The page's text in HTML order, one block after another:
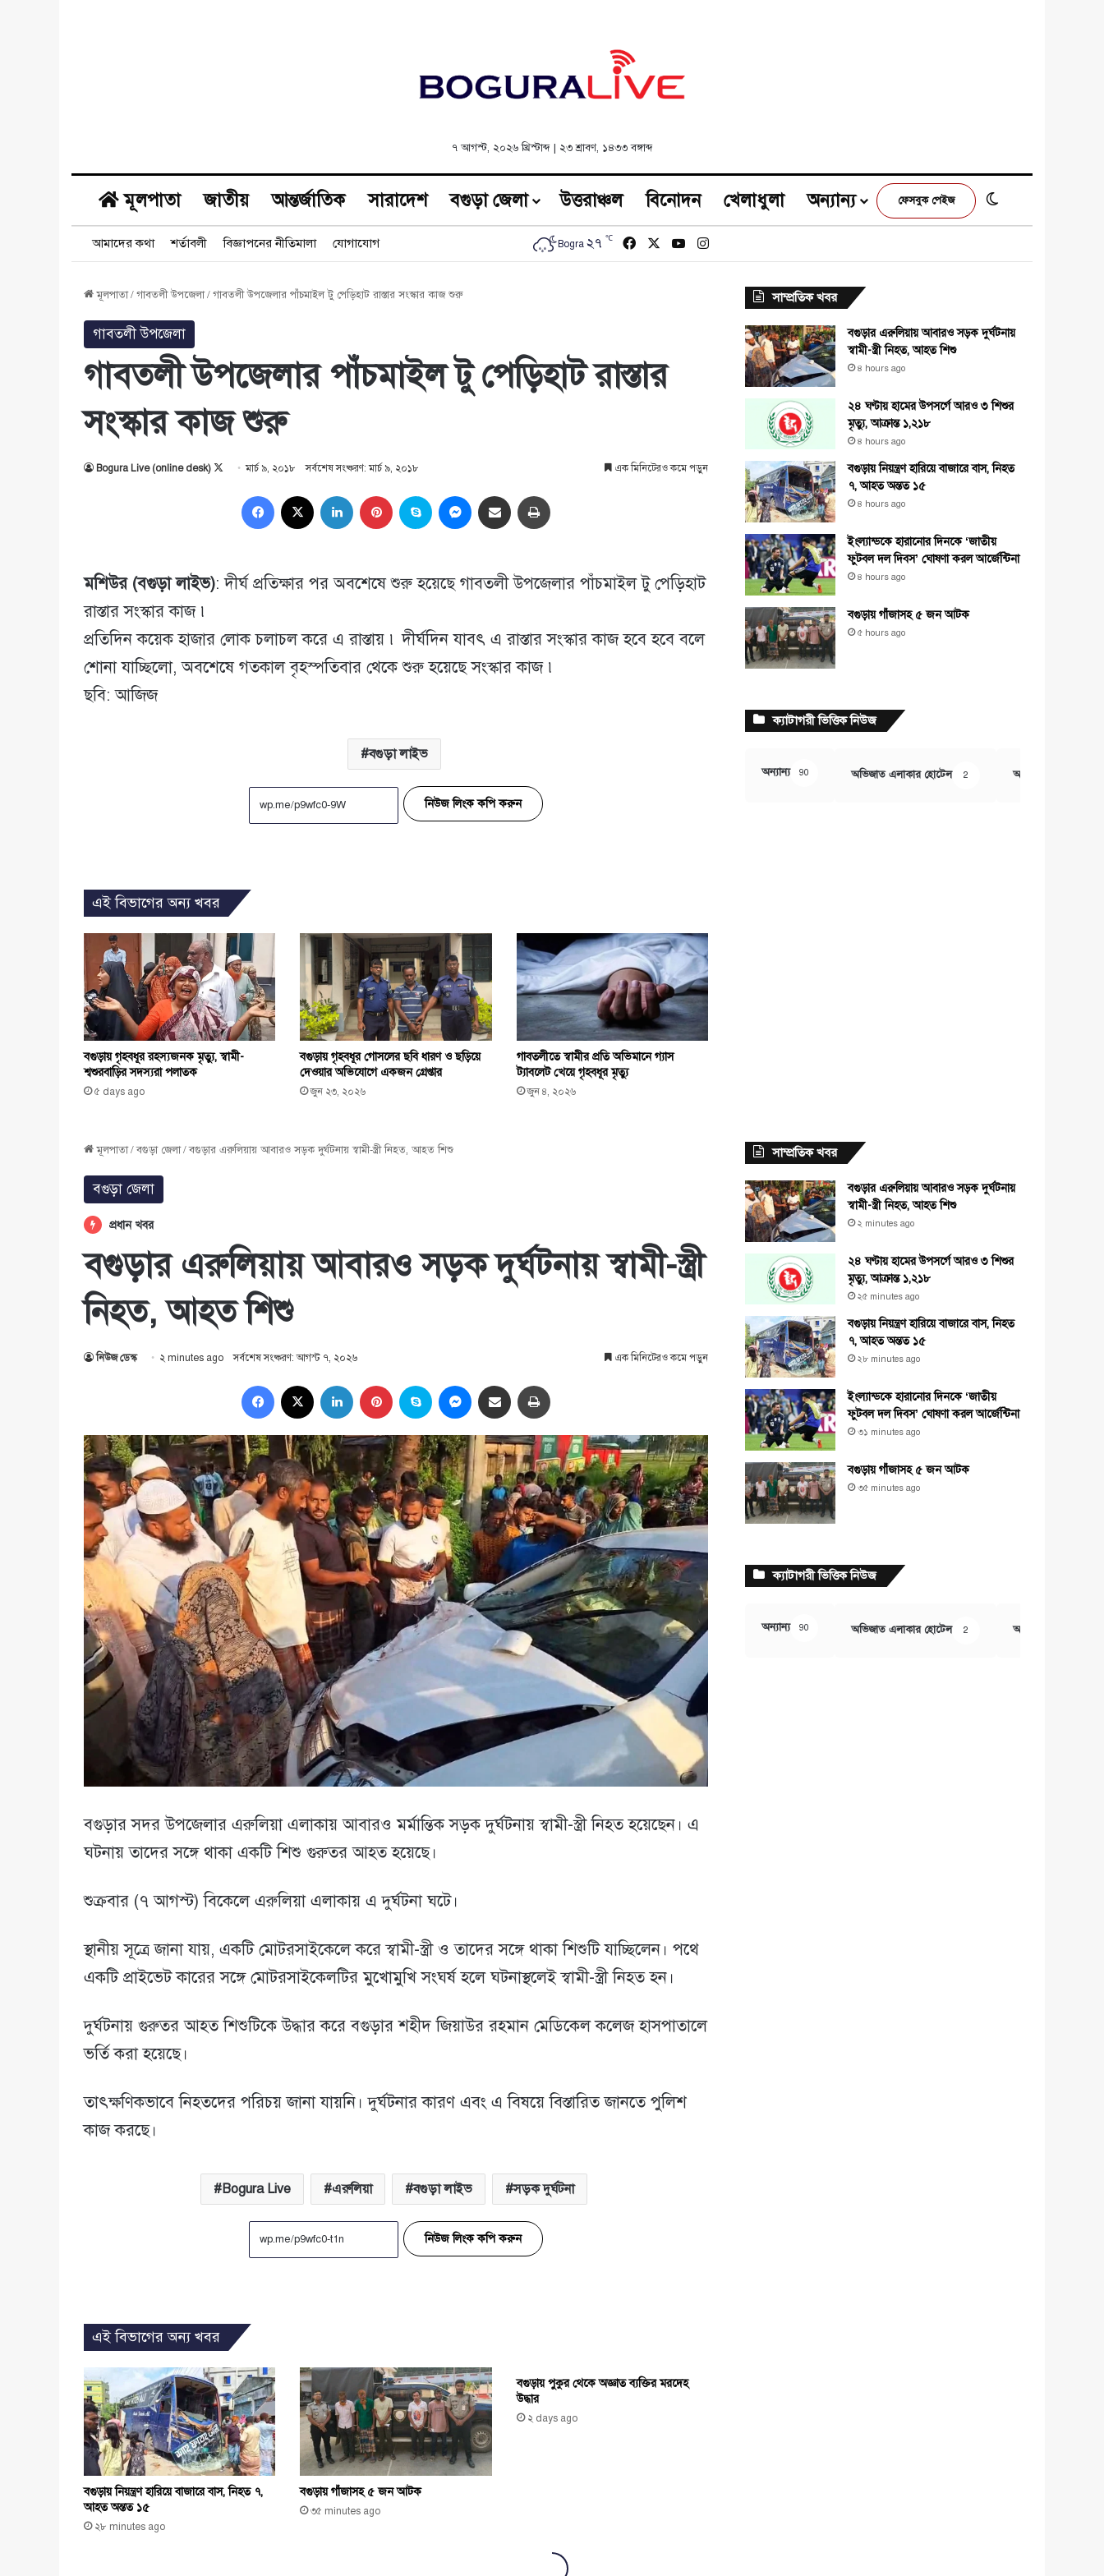
৭ আগস্ট, ২০২৬ খ্রিস্টাব্দ| ২৩ শ্রাবণ, ১৪৩৩ বঙ্গাব্দ
মূলপাতা জাতীয় আন্তর্জাতিক সারাদেশ বগুড়া জেলা উত্তরাঞ্চল বিনোদন খেলাধুলা অন্যান্য ফেসবুক পেইজ
আমাদের কথা শর্তাবলী বিজ্ঞাপনের নীতিমালা যোগাযোগ Bogra ২৭ ℃ FacebookYouTubeInstagram
মূলপাতা/গাবতলী উপজেলা/গাবতলী উপজেলার পাঁচমাইল টু পেড়িহাট রাস্তার সংস্কার কাজ শুরু
গাবতলী উপজেলা
গাবতলী উপজেলার পাঁচমাইল টু পেড়িহাট রাস্তার
সংস্কার কাজ শুরু
Bogura Live (online desk)
Followমার্চ ৯, ২০১৮ সর্বশেষ সংষ্করণ: মার্চ ৯, ২০১৮ এক মিনিটেরও কমে পড়ুন
Facebook LinkedIn Pinterest Skype MessengerShare via Email
মশিউর (বগুড়া লাইভ): দীর্ঘ প্রতিক্ষার পর অবশেষে শুরু হয়েছে গাবতলী উপজেলার পাঁচমাইল টু পেড়িহাট
রাস্তার সংস্কার কাজ ৷
প্রতিদিন কয়েক হাজার লোক চলাচল করে এ রাস্তায় ৷ দীর্ঘদিন যাবৎ এ রাস্তার সংস্কার কাজ হবে হবে বলে
শোনা যাচ্ছিলো, অবশেষে গতকাল বৃহস্পতিবার থেকে শুরু হয়েছে সংস্কার কাজ ৷
ছবি: আজিজ
বগুড়া লাইভ
নিউজ লিংক কপি করুন
এই বিভাগের অন্য খবর
বগুড়ায় গৃহবধূর রহস্যজনক মৃত্যু, স্বামী-
শ্বশুরবাড়ির সদস্যরা পলাতক
৫ days ago
বগুড়ায় গৃহবধূর গোসলের ছবি ধারণ ও ছড়িয়ে
দেওয়ার অভিযোগে একজন গ্রেপ্তার
জুন ২৩, ২০২৬
গাবতলীতে স্বামীর প্রতি অভিমানে গ্যাস
ট্যাবলেট খেয়ে গৃহবধূর মৃত্যু
জুন ৪, ২০২৬
সাম্প্রতিক খবর
বগুড়ার এরুলিয়ায় আবারও সড়ক দুর্ঘটনায়
স্বামী-স্ত্রী নিহত, আহত শিশু
৪ hours ago
২৪ ঘণ্টায় হামের উপসর্গে আরও ৩ শিশুর
মৃত্যু, আক্রান্ত ১,২১৮
৪ hours ago
বগুড়ায় নিয়ন্ত্রণ হারিয়ে বাজারে বাস, নিহত
৭, আহত অন্তত ১৫
৪ hours ago
ইংল্যান্ডকে হারানোর দিনকে ‘জাতীয়
ফুটবল দল দিবস’ ঘোষণা করল আর্জেন্টিনা
৪ hours ago
বগুড়ায় গাঁজাসহ ৫ জন আটক
৫ hours ago
ক্যাটাগরী ভিত্তিক নিউজ
অন্যান্য 90 অভিজাত এলাকার হোটেল 2 অর্থ ও বানিজ্য